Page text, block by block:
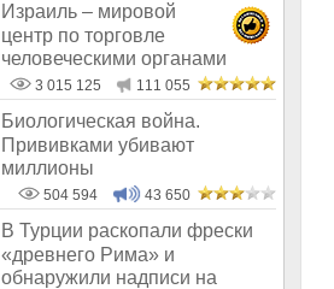
Израиль – мировой
центр по торговле
человеческими органами
3 015 125 111 055
Биологическая война.
Прививками убивают
миллионы
504 594 43 650
В Турции раскопали фрески
«древнего Рима» и
обнаружили надписи на